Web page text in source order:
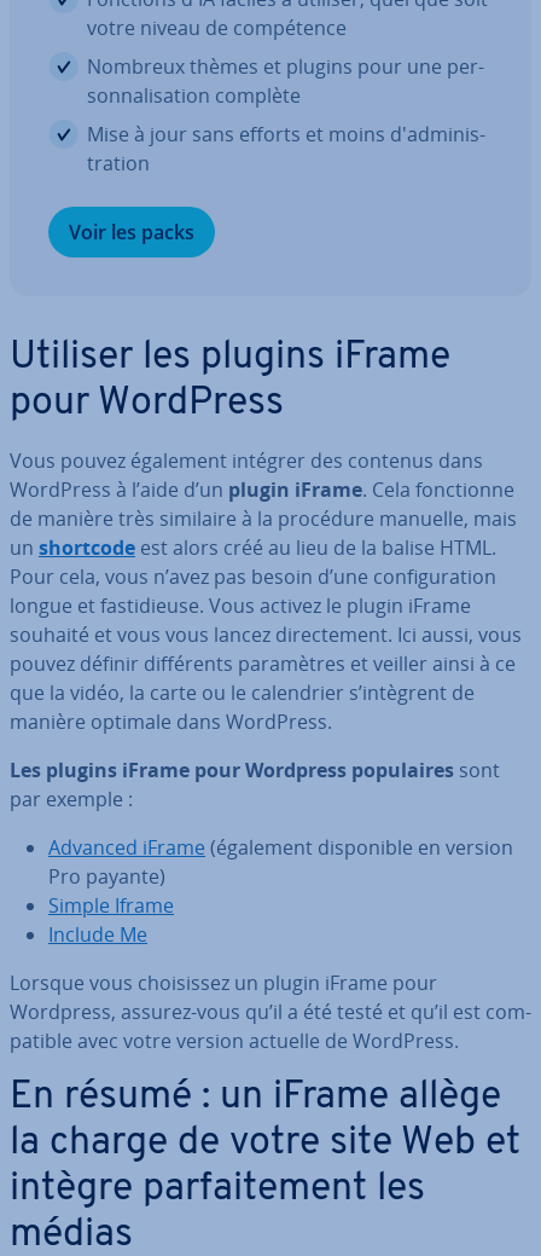
votre niveau de com­pé­tence
Nombreux thèmes et plugins pour une per­
son­na­li­sa­tion complète
Mise à jour sans efforts et moins d'ad­mi­nis­
tra­tion
Voir les packs
Utiliser les plugins iFrame
pour WordPress
Vous pouvez également intégrer des contenus dans
WordPress à l’aide d’un plugin iFrame. Cela fonc­tionne
de manière très similaire à la procédure manuelle, mais
un shortcode est alors créé au lieu de la balise HTML.
Pour cela, vous n’avez pas besoin d’une con­fi­gu­ra­tion
longue et fas­ti­dieuse. Vous activez le plugin iFrame
souhaité et vous vous lancez di­rec­te­ment. Ici aussi, vous
pouvez définir dif­fé­rents pa­ra­mètres et veiller ainsi à ce
que la vidéo, la carte ou le ca­len­drier s’intègrent de
manière optimale dans WordPress.
Les plugins iFrame pour Wordpress po­pu­laires sont
par exemple :
Advanced iFrame (également dis­po­nible en version
Pro payante)
Simple Iframe
Include Me
Lorsque vous choi­sis­sez un plugin iFrame pour
Wordpress, assurez-vous qu’il a été testé et qu’il est com­
pa­tible avec votre version actuelle de WordPress.
En résumé : un iFrame allège
la charge de votre site Web et
intègre par­fai­te­ment les
médias